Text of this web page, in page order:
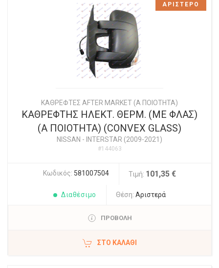
ΚΑΘΡΕΦΤΕΣ AFTER MARKET (Α ΠΟΙΟΤΗΤΑ)
ΚΑΘΡΕΦΤΗΣ ΗΛΕΚΤ. ΘΕΡΜ. (ΜΕ ΦΛΑΣ)
(Α ΠΟΙΟΤΗΤΑ) (CONVEX GLASS)
NISSAN - INTERSTAR (2009-2021)
#144063
Κωδικός: 581007504 Τιμή: 101,35 €
Διαθέσιμο Θέση: Αριστερά
ΠΡΟΒΟΛΗ
ΣΤΟ ΚΑΛΆΘΙ
ΑΡΙΣΤΕΡΟ